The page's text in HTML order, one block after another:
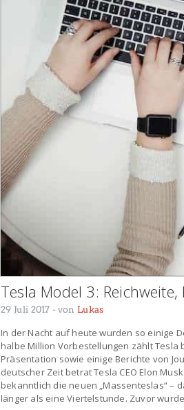
Tesla Model 3:
29 Juli 2017 - von Lukas
In der Nacht auf heute wurden so einige
halbe Million Vorbestellungen zählt
Präsentation sowie einige Berichte von
deutscher Zeit betrat Tesla CEO Elon
bekanntlich die neuen „Massenteslas“ –
länger als eine Viertelstunde. Zuvor